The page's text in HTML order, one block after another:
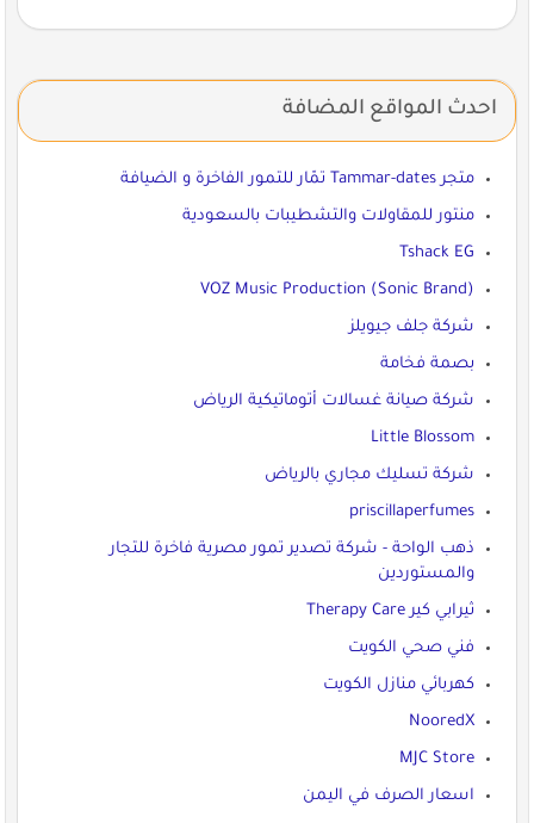
احدث المواقع المضافة
متجر Tammar-dates تمّار للتمور الفاخرة و الضيافة
منتور للمقاولات والتشطيبات بالسعودية
Tshack EG
VOZ Music Production (Sonic Brand)
شركة جلف جيويلز
بصمة فخامة
شركة صيانة غسالات أتوماتيكية الرياض
Little Blossom
شركة تسليك مجاري بالرياض
priscillaperfumes
ذهب الواحة - شركة تصدير تمور مصرية فاخرة للتجار
والمستوردين
ثيرابي كير Therapy Care
فني صحي الكويت
كهربائي منازل الكويت
NooredX
MJC Store
اسعار الصرف في اليمن